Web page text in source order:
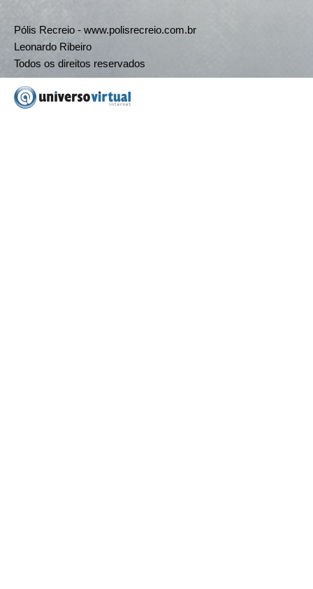
Pólis Recreio - www.polisrecreio.com.br
Leonardo Ribeiro
Todos os direitos reservados